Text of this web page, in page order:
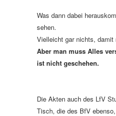
Was dann dabei
sehen.
Vielleicht gar nichts, damit
Aber man muss Alles
ist nicht geschehen.
Die Akten auch des LfV
Tisch, die des BfV